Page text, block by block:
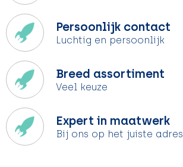
Persoonlijk contact
Luchtig en persoonlijk
Breed assortiment
Veel keuze
Expert in maatwerk
Bij ons op het juiste adres